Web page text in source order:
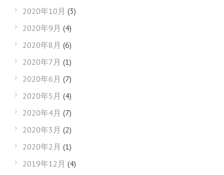
2020年10月 (3)
2020年9月 (4)
2020年8月 (6)
2020年7月 (1)
2020年6月 (7)
2020年5月 (4)
2020年4月 (7)
2020年3月 (2)
2020年2月 (1)
2019年12月 (4)